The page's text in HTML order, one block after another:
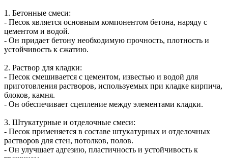
1. Бетонные смеси:
- Песок является основным компонентом бетона, наряду с
цементом и водой.
- Он придает бетону необходимую прочность, плотность и
устойчивость к сжатию.
2. Раствор для кладки:
- Песок смешивается с цементом, известью и водой для
приготовления растворов, используемых при кладке кирпича,
блоков, камня.
- Он обеспечивает сцепление между элементами кладки.
3. Штукатурные и отделочные смеси:
- Песок применяется в составе штукатурных и отделочных
растворов для стен, потолков, полов.
- Он улучшает адгезию, пластичность и устойчивость к